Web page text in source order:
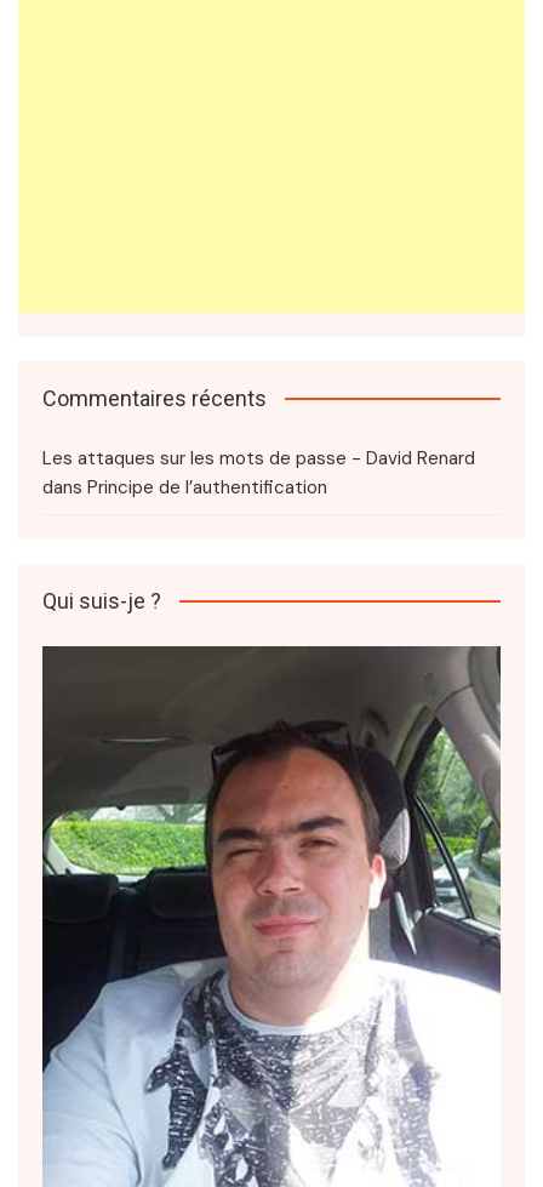
Commentaires récents
Les attaques sur les mots de passe - David Renard
dans Principe de l’authentification
Qui suis-je ?